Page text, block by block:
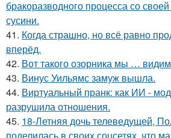
бракоразводного процесса со
сусини.
41. Когда страшно, но всё равно
вперёд.
42. Вот такого озорника мы …
43. Винус Уильямс замуж вышла.
44. Виртуальный пранк: как ИИ -
разрушила отношения.
45. 18-Летняя дочь телеведущей,